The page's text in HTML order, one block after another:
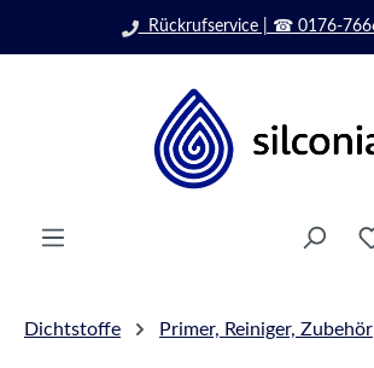
Zum Hauptinhalt springen
Dichtstoffe Primer, Reiniger, Zubehör